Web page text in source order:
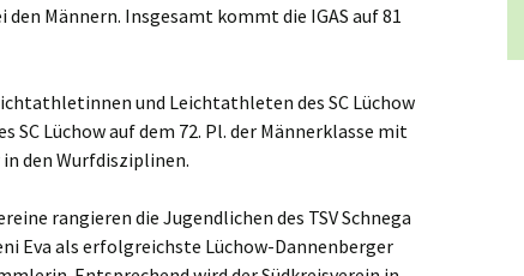
Männern. Insgesamt kommt die IGAS auf 81
und Leichtathleten des SC Lüchow
SC Lüchow auf dem 72. Pl. der Männerklasse mit
den Wurfdisziplinen.
rangieren die Jugendlichen des TSV Schnega
Eva als erfolgreichste Lüchow-Dannenberger